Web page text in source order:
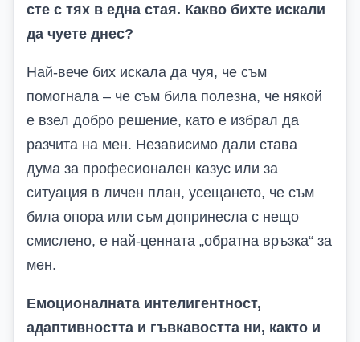
сте с тях в една стая. Какво бихте искали
да чуете днес?
Най-вече бих искала да чуя, че съм
помогнала – че съм била полезна, че някой
е взел добро решение, като е избрал да
разчита на мен. Независимо дали става
дума за професионален казус или за
ситуация в личен план, усещането, че съм
била опора или съм допринесла с нещо
смислено, е най-ценната „обратна връзка“ за
мен.
Емоционалната интелигентност,
адаптивността и гъвкавостта ни, както и